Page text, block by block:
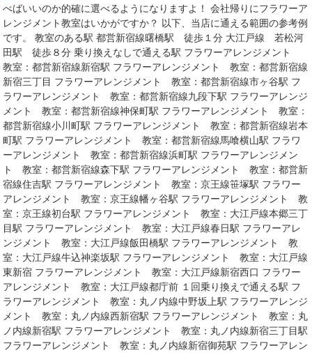
べばいいのか的確に選べるようになりますよ！ 会社帰りにフラワーア
レンジメント教室はいかがですか？ 以下、当店に通える範囲の参考例
です。 教室のある駅 都営新宿線曙橋駅 徒歩１分 大江戸線 若松河
田駅 徒歩８分 乗り換えなしで通える駅 フラワーアレンジメント
教室：都営新宿線新宿駅 フラワーアレンジメント 教室：都営新宿線
新宿三丁目 フラワーアレンジメント 教室：都営新宿線市ヶ谷駅 フ
ラワーアレンジメント 教室：都営新宿線九段下駅 フラワーアレンジ
メント 教室：都営新宿線神保町駅 フラワーアレンジメント 教室：
都営新宿線小川町駅 フラワーアレンジメント 教室：都営新宿線岩本
町駅 フラワーアレンジメント 教室：都営新宿線馬喰横山駅 フラワ
ーアレンジメント 教室：都営新宿線浜町駅 フラワーアレンジメン
ト 教室：都営新宿線森下駅 フラワーアレンジメント 教室：都営新
宿線住吉駅 フラワーアレンジメント 教室：京王線笹塚駅 フラワー
アレンジメント 教室：京王線幡ヶ谷駅 フラワーアレンジメント 教
室：京王線初台駅 フラワーアレンジメント 教室：大江戸線本郷三丁
目駅 フラワーアレンジメント 教室：大江戸線春日駅 フラワーアレ
ンジメント 教室：大江戸線飯田橋駅 フラワーアレンジメント 教
室：大江戸線牛込神楽坂駅 フラワーアレンジメント 教室：大江戸線
東新宿 フラワーアレンジメント 教室：大江戸線新宿西口 フラワー
アレンジメント 教室：大江戸線都庁前 １回乗り換えで通える駅 フ
ラワーアレンジメント 教室：丸ノ内線中野坂上駅 フラワーアレンジ
メント 教室：丸ノ内線西新宿駅 フラワーアレンジメント 教室：丸
ノ内線新宿駅 フラワーアレンジメント 教室：丸ノ内線新宿三丁目駅
フラワーアレンジメント 教室：丸ノ内線新宿御苑駅 フラワーアレン